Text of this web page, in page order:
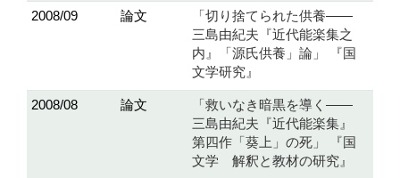
2008/09 論文
「切り捨てられた供養――
三島由紀夫『近代能楽集之
内』「源氏供養」論」 『国
文学研究』
2008/08 論文
「救いなき暗黒を導く――
三島由紀夫『近代能楽集』
第四作「葵上」の死」 『国
文学 解釈と教材の研究』